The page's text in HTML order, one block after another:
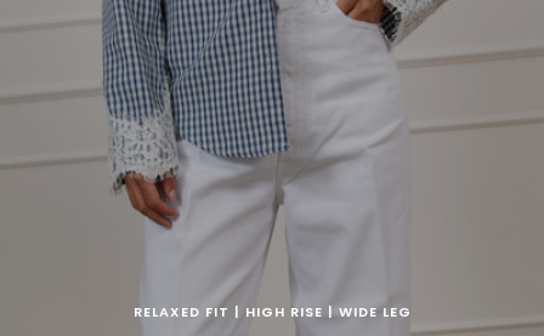
RELAXED FIT | HIGH RISE | WIDE LEG